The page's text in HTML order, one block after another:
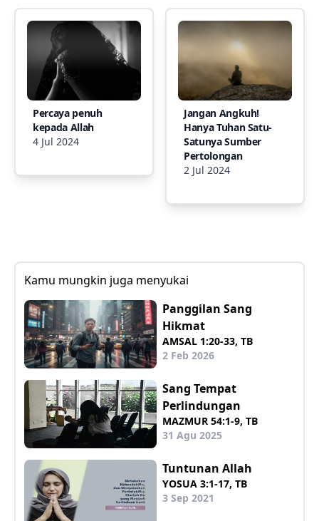
Percaya penuh
kepada Allah
4 Jul 2024
Jangan Angkuh!
Hanya Tuhan Satu-
Satunya Sumber
Pertolongan
2 Jul 2024
Kamu mungkin juga menyukai
Panggilan Sang
Hikmat
AMSAL 1:20-33, TB
2 Feb 2026
Sang Tempat
Perlindungan
MAZMUR 54:1-9, TB
31 Agu 2025
Tuntunan Allah
YOSUA 3:1-17, TB
3 Sep 2021